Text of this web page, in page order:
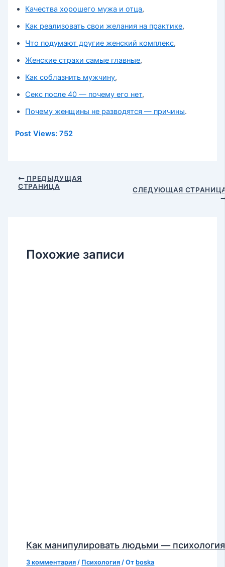
Качества хорошего мужа и отца,
Как реализовать свои желания на практике,
Что подумают другие женский комплекс,
Женские страхи самые главные,
Как соблазнить мужчину,
Секс после 40 — почему его нет,
Почему женщины не разводятся — причины.
Post Views: 752
Навигация
ПРЕДЫДУЩАЯ
СТРАНИЦА
СЛЕДУЮЩАЯ
Похожие записи
Как манипулировать людьми — психология
3 комментария / Психология / От boska